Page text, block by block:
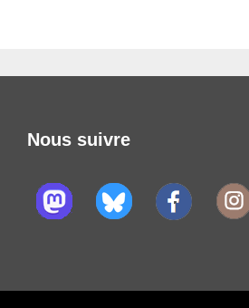
Nous suivre